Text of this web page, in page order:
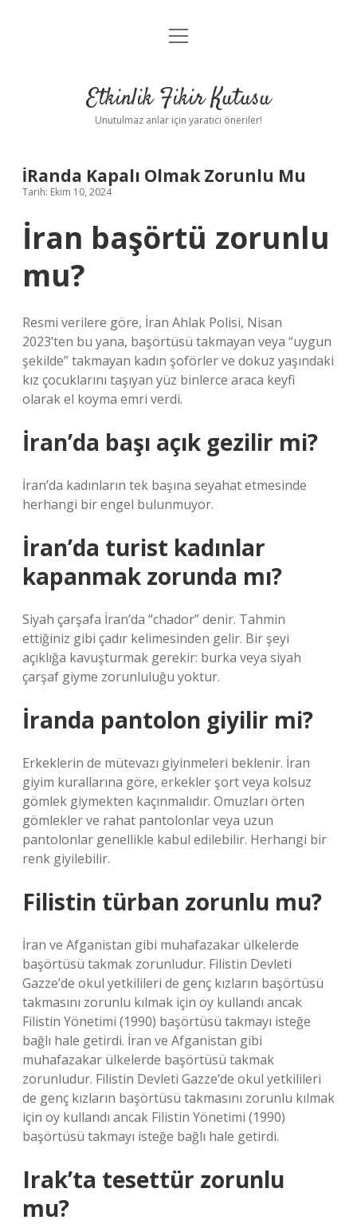
Anasayfa
Yasal Uyarı
menüyü
Etkinlik Fikir Kutusu
Unutulmaz anlar için yaratıcı öneriler!
İRanda Kapalı Olmak Zorunlu Mu
Tarih: Ekim 10, 2024
İran başörtü zorunlu
mu?
Resmi verilere göre, İran Ahlak Polisi, Nisan
2023’ten bu yana, başörtüsü takmayan veya “uygun
şekilde” takmayan kadın şoförler ve dokuz yaşındaki
kız çocuklarını taşıyan yüz binlerce araca keyfi
olarak el koyma emri verdi.
İran’da başı açık gezilir mi?
İran’da kadınların tek başına seyahat etmesinde
herhangi bir engel bulunmuyor.
İran’da turist kadınlar
kapanmak zorunda mı?
Siyah çarşafa İran’da “chador” denir. Tahmin
ettiğiniz gibi çadır kelimesinden gelir. Bir şeyi
açıklığa kavuşturmak gerekir: burka veya siyah
çarşaf giyme zorunluluğu yoktur.
İranda pantolon giyilir mi?
Erkeklerin de mütevazı giyinmeleri beklenir. İran
giyim kurallarına göre, erkekler şort veya kolsuz
gömlek giymekten kaçınmalıdır. Omuzları örten
gömlekler ve rahat pantolonlar veya uzun
pantolonlar genellikle kabul edilebilir. Herhangi bir
renk giyilebilir.
Filistin türban zorunlu mu?
İran ve Afganistan gibi muhafazakar ülkelerde
başörtüsü takmak zorunludur. Filistin Devleti
Gazze’de okul yetkilileri de genç kızların başörtüsü
takmasını zorunlu kılmak için oy kullandı ancak
Filistin Yönetimi (1990) başörtüsü takmayı isteğe
bağlı hale getirdi. İran ve Afganistan gibi
muhafazakar ülkelerde başörtüsü takmak
zorunludur. Filistin Devleti Gazze’de okul yetkilileri
de genç kızların başörtüsü takmasını zorunlu kılmak
için oy kullandı ancak Filistin Yönetimi (1990)
başörtüsü takmayı isteğe bağlı hale getirdi.
Irak’ta tesettür zorunlu
mu?